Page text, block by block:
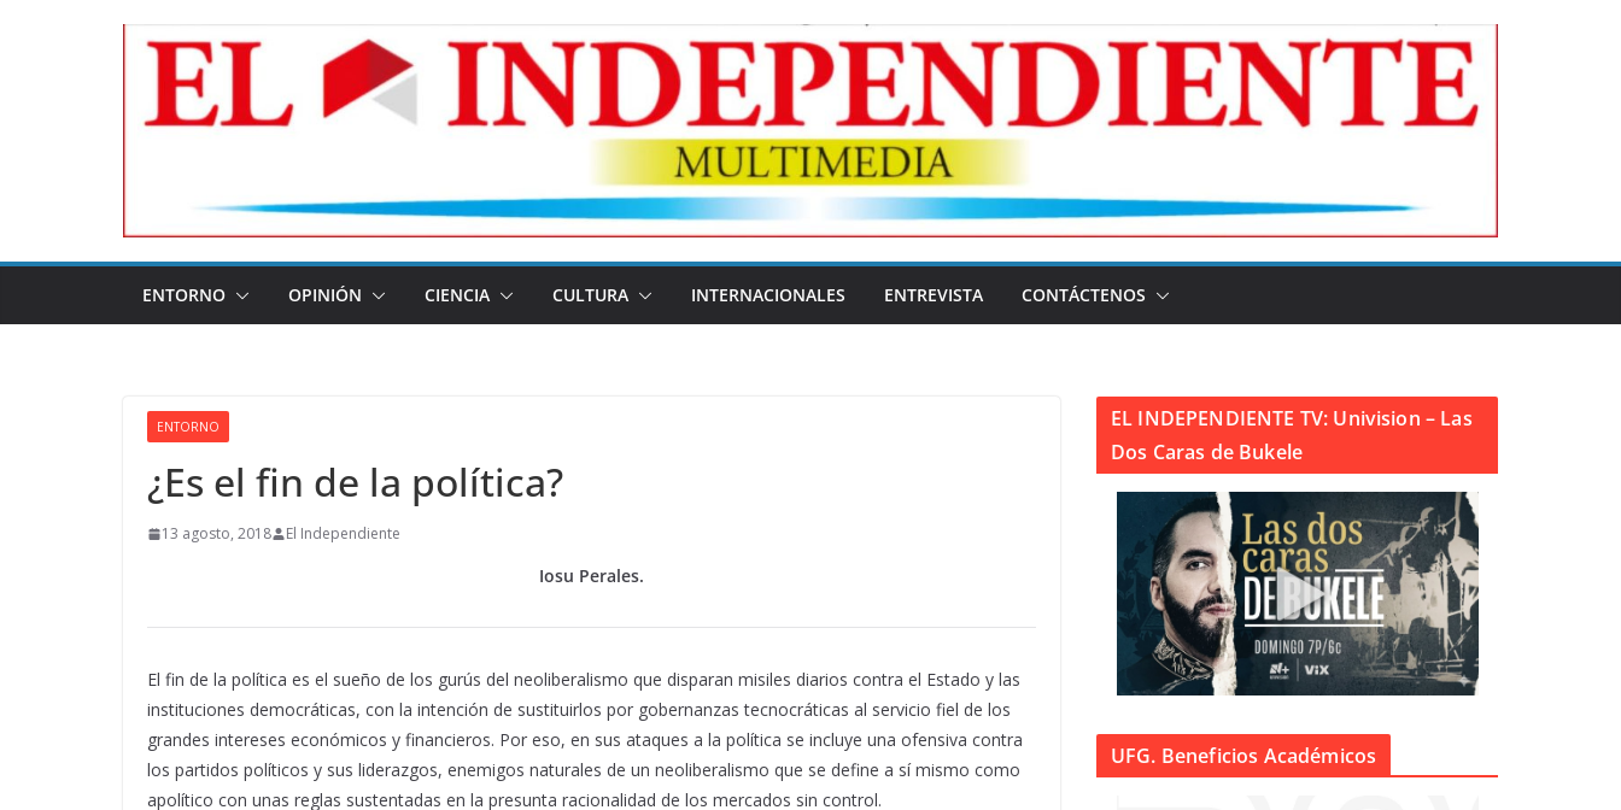
ENTORNO OPINIÓN CIENCIA CULTURA INTERNACIONALES ENTREVISTA CONTÁCTENOS
ENTORNO
¿Es el fin de la política?
13 agosto, 2018 El Independiente
Iosu Perales.
El fin de la política es el sueño de los gurús del neoliberalismo que disparan misiles diarios contra el Estado y las
instituciones democráticas, con la intención de sustituirlos por gobernanzas tecnocráticas al servicio fiel de los
grandes intereses económicos y financieros. Por eso, en sus ataques a la política se incluye una ofensiva contra
los partidos políticos y sus liderazgos, enemigos naturales de un neoliberalismo que se define a sí mismo como
apolítico con unas reglas sustentadas en la presunta racionalidad de los mercados sin control.
EL INDEPENDIENTE TV: Univision – Las
Dos Caras de Bukele
UFG. Beneficios Académicos